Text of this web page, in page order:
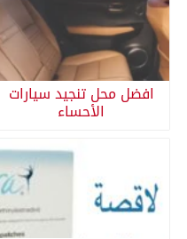
افضل محل تنجيد سيارات
الأحساء